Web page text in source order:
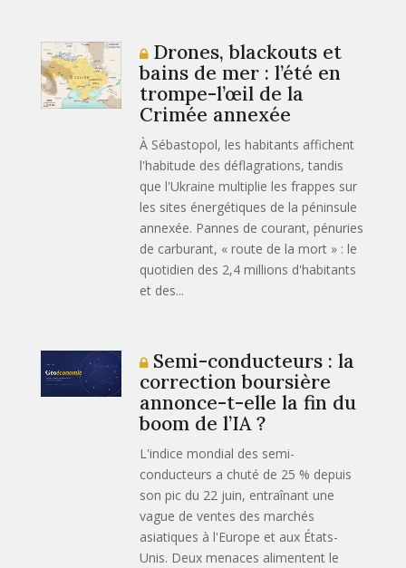
Drones, blackouts et
bains de mer : l’été en
trompe-l’œil de la
Crimée annexée
À Sébastopol, les habitants affichent
l'habitude des déflagrations, tandis
que l'Ukraine multiplie les frappes sur
les sites énergétiques de la péninsule
annexée. Pannes de courant, pénuries
de carburant, « route de la mort » : le
quotidien des 2,4 millions d'habitants
et des...
Semi-conducteurs : la
correction boursière
annonce-t-elle la fin du
boom de l’IA ?
L'indice mondial des semi-
conducteurs a chuté de 25 % depuis
son pic du 22 juin, entraînant une
vague de ventes des marchés
asiatiques à l'Europe et aux États-
Unis. Deux menaces alimentent le